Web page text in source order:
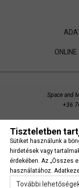
Tiszteletben
Sütiket használunk a
hirdetések vagy
érdekében. Az „Összes
használatához.
További
Space and
+36
copyright 2014